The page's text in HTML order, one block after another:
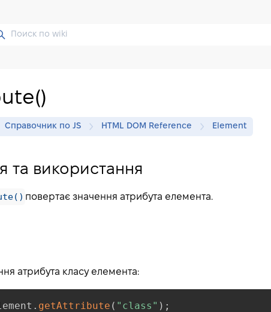
Справочник по JS HTML DOM Reference Element
та використання
повертає значення атрибута елемента.
атрибута класу елемента:
. getAttribute ( "class" ) ;